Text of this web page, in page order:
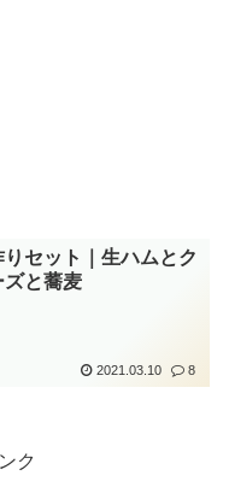
セット｜生ハムとク
ズと蕎麦
2021.03.10 8
ク